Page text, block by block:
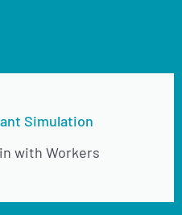
Simulation
with Workers